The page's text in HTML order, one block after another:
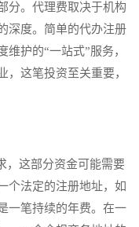
分。代理费取决于机构
深度。简单的代办注册
护的“一站式”服务，
这笔投资至关重要，
这部分资金可能需要
个法定的注册地址，如
一笔持续的年费。在一